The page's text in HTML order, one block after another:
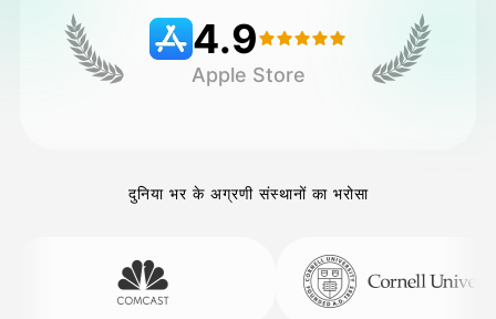
4.9
Apple Store
दुनिया भर के अग्रणी संस्थानों का भरोसा